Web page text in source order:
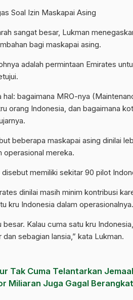
Soal Izin Maskapai Asing
sangat besar, Lukman
bagi maskapai asing.
adalah permintaan Emirates
hal: bagaimana MRO-nya
orang Indonesia, dan bagaimana
beberapa maskapai asing dinilai
operasional mereka.
disebut memiliki sekitar 90 pilot
dinilai masih minim kontribusi
kru Indonesia dalam operasionalnya.
besar. Kalau cuma satu kru
dan sebagian lansia,” kata Lukman.
Tak Cuma Telantarkan
Miliaran Juga Gagal Berangkat